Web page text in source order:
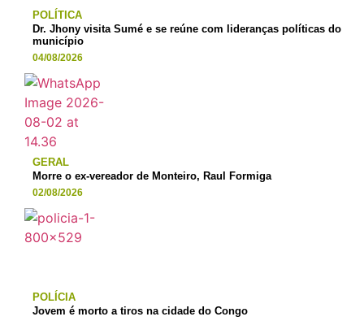
POLÍTICA
Dr. Jhony visita Sumé e se reúne com lideranças políticas do
município
04/08/2026
GERAL
Morre o ex-vereador de Monteiro, Raul Formiga
02/08/2026
POLÍCIA
Jovem é morto a tiros na cidade do Congo